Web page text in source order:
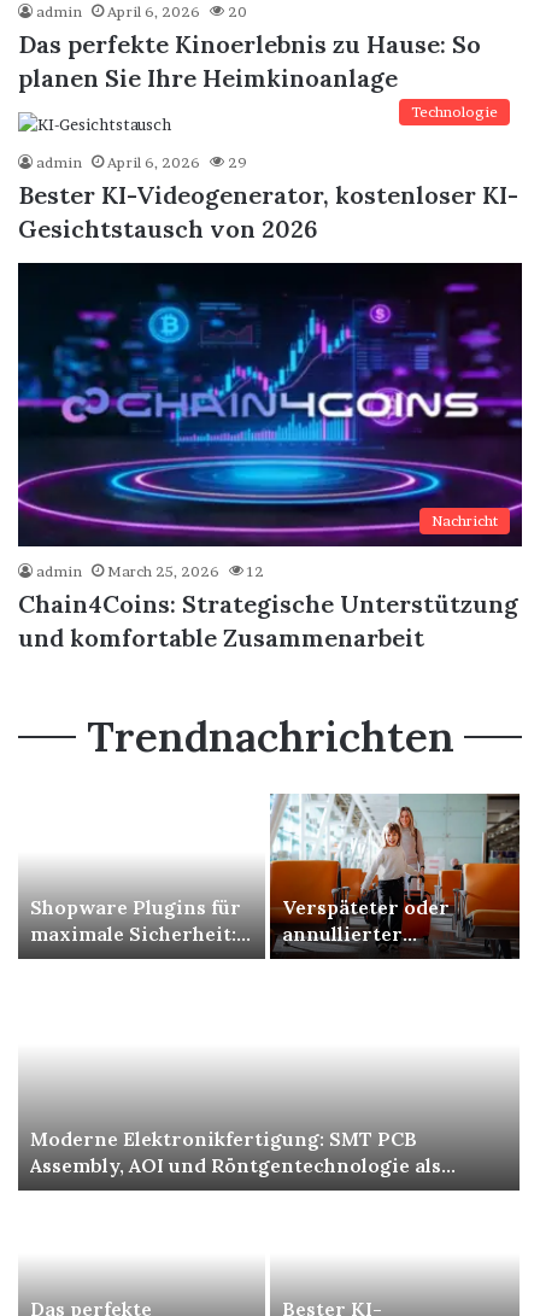
admin April 6, 2026 20
Das perfekte Kinoerlebnis zu Hause: So
planen Sie Ihre Heimkinoanlage
Technologie
admin April 6, 2026 29
Bester KI-Videogenerator, kostenloser KI-
Gesichtstausch von 2026
Nachricht
admin March 25, 2026 12
Chain4Coins: Strategische Unterstützung
und komfortable Zusammenarbeit
Trendnachrichten
Moderne Elektronikfertigung: SMT PCB
Assembly, AOI und Röntgentechnologie als
Grundlage höchster Qualität
Shopware Plugins für
maximale Sicherheit:
Ihren Shop richtig
Verspäteter oder
annullierter
Lufthansa-Flug mit
Das perfekte Bester KI-